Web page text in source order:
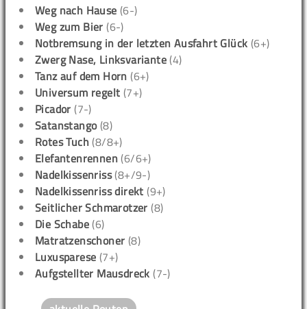
Weg nach Hause (6-)
Weg zum Bier (6-)
Notbremsung in der letzten Ausfahrt Glück (6+)
Zwerg Nase, Linksvariante (4)
Tanz auf dem Horn (6+)
Universum regelt (7+)
Picador (7-)
Satanstango(8)
Rotes Tuch (8/8+)
Elefantenrennen (6/6+)
Nadelkissenriss(8+/9-)
Nadelkissenriss direkt (9+)
Seitlicher Schmarotzer (8)
Die Schabe (6)
Matratzenschoner (8)
Luxusparese (7+)
Aufgstellter Mausdreck (7-)